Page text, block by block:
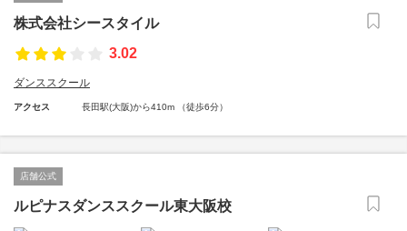
株式会社シースタイル
3.02
ダンススクール
アクセス 長田駅(大阪)から410m （徒歩6分）
店舗公式
ルピナスダンススクール東大阪校